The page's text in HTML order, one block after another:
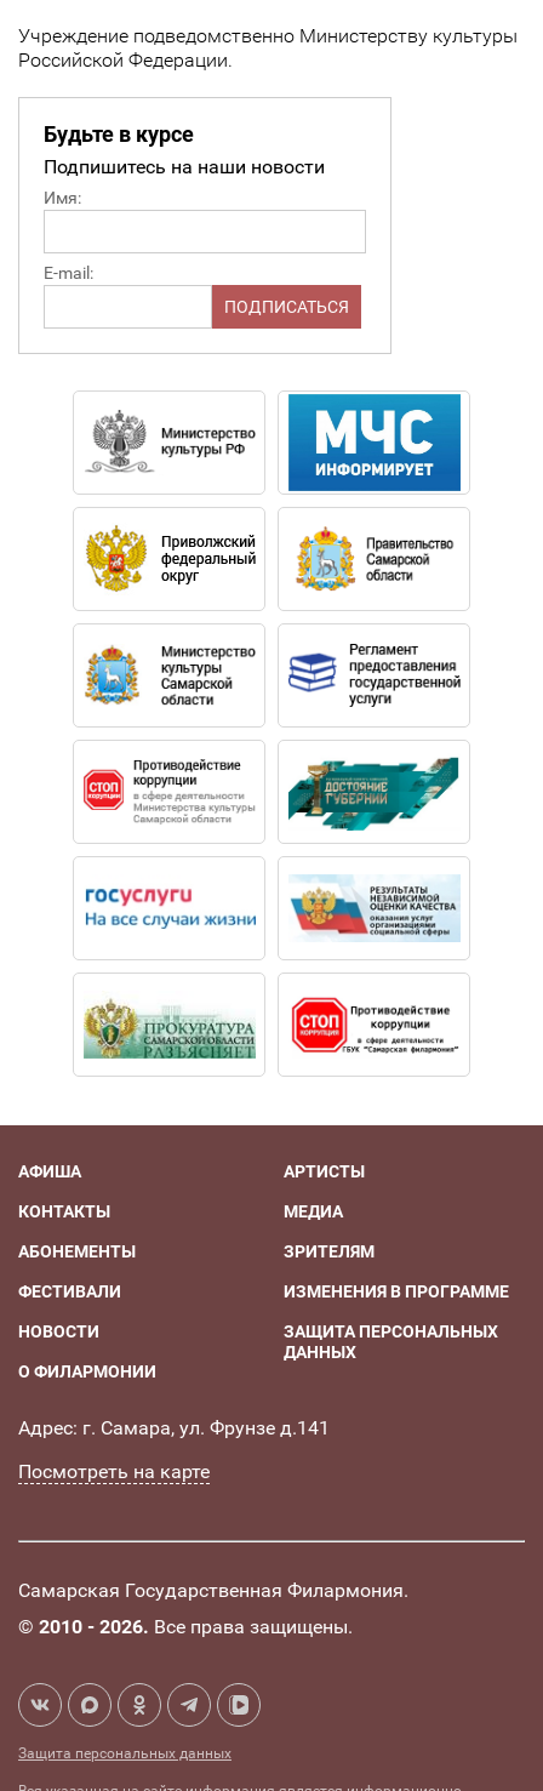
Учреждение подведомственно Министерству культуры
Российской Федерации.
Будьте в курсе
Подпишитесь на наши новости
Имя:
E-mail:
АФИША
КОНТАКТЫ
АБОНЕМЕНТЫ
ФЕСТИВАЛИ
НОВОСТИ
О ФИЛАРМОНИИ
АРТИСТЫ
МЕДИА
ЗРИТЕЛЯМ
ИЗМЕНЕНИЯ В ПРОГРАММЕ
ЗАЩИТА ПЕРСОНАЛЬНЫХ
ДАННЫХ
Адрес: г. Самара, ул. Фрунзе д.141
Посмотреть на карте
Самарская Государственная Филармония.
© 2010 - 2026. Все права защищены.
Защита персональных данных